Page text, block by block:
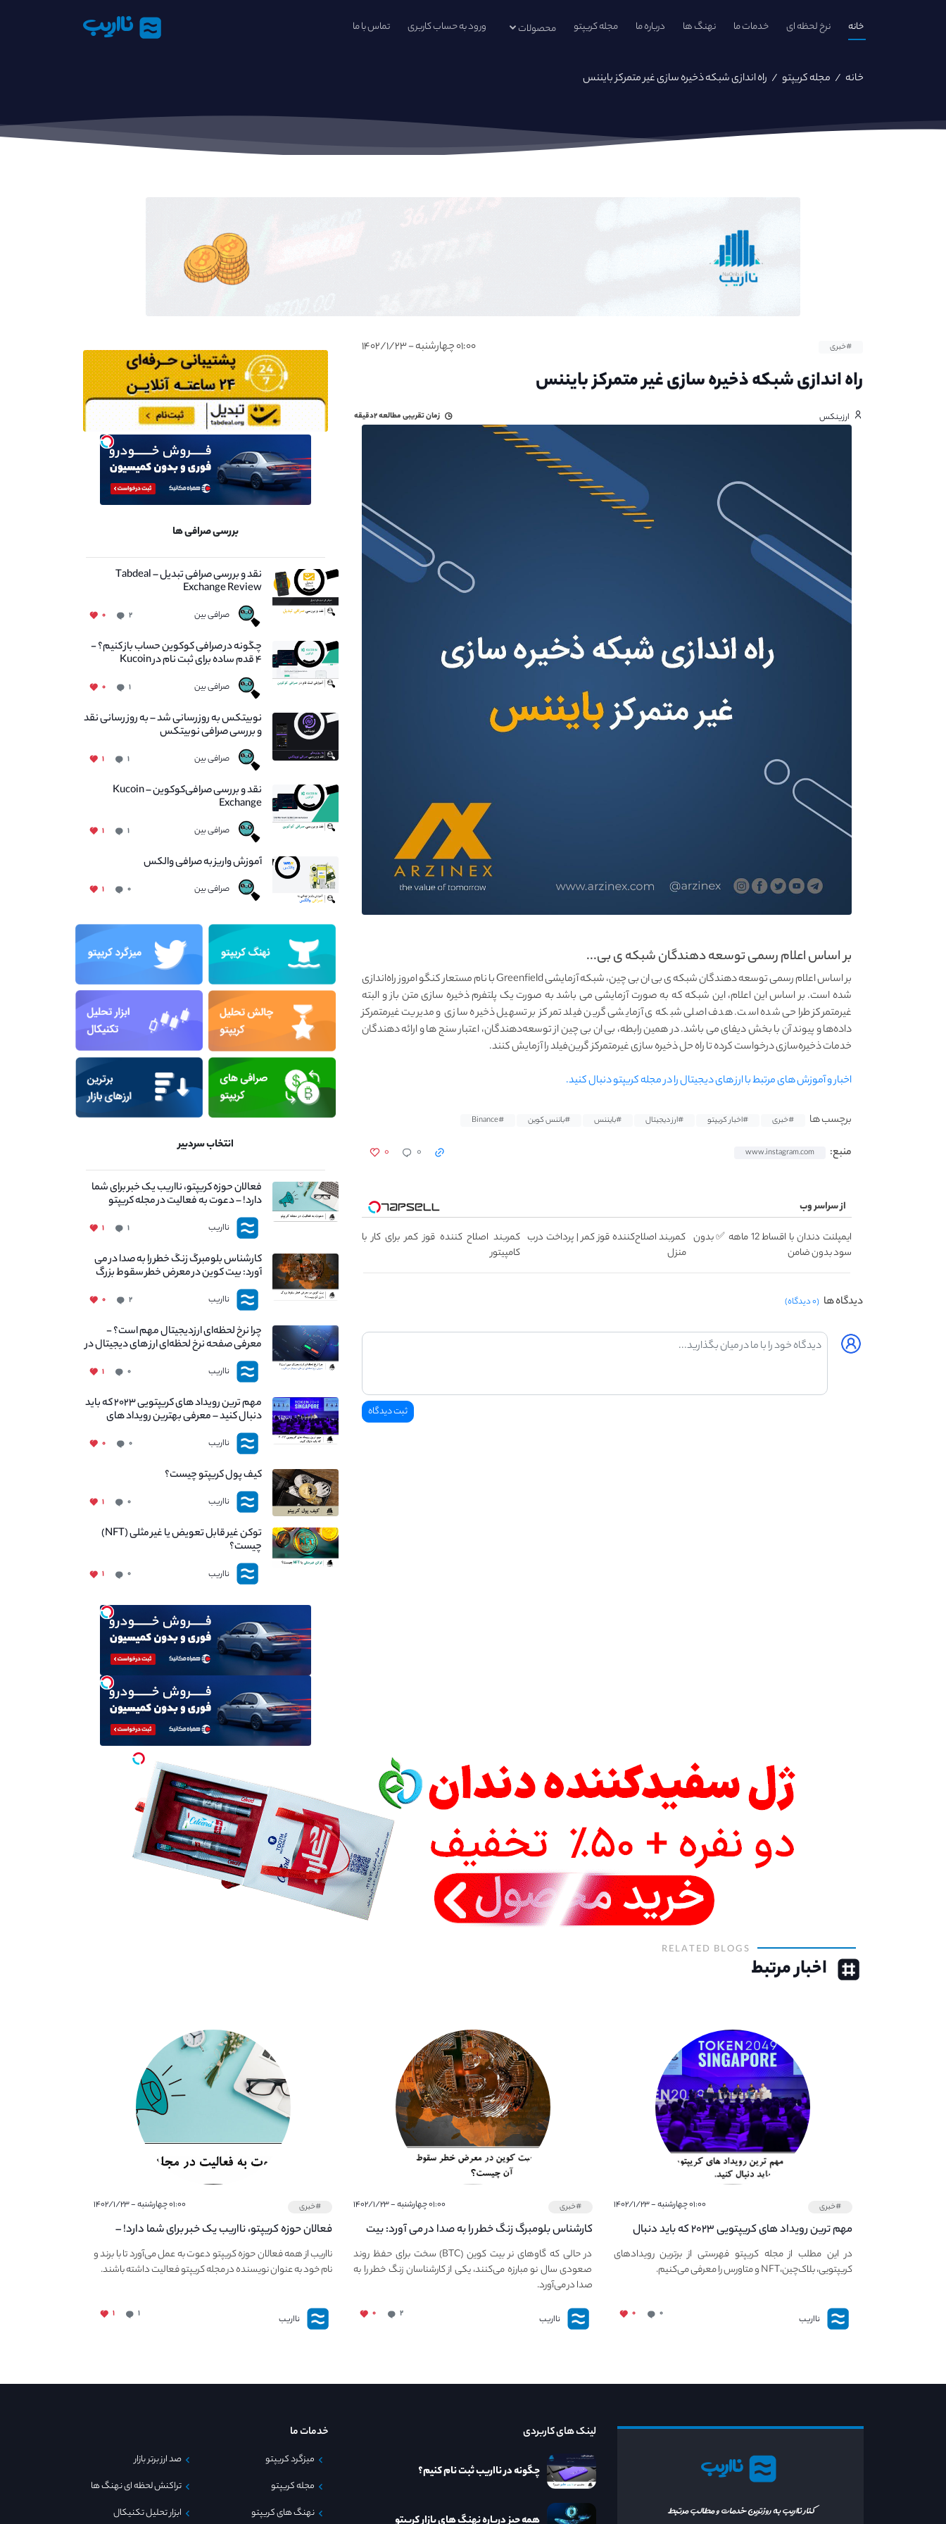
خانه نرخ لحظه ای خدمات ما نهنگ ها درباره ما مجله کریپتو محصولات ورود به حساب کاربری تماس با ما نااریب
خانه / مجله کریپتو / راه اندازی شبکه ذخیره‌ سازی غیر متمرکز بایننس
#خبری ۰۱:۰۰ چهارشنبه - ۱۴۰۲/۱/۲۳
راه اندازی شبکه ذخیره‌ سازی غیر متمرکز بایننس
ارزینکس زمان تقریبی مطالعه۲دقیقه
بر اساس اعلام رسمی توسعه دهندگان شبکه ی بی...
بر اساس اعلام رسمی توسعه دهندگان شبکه ی بی ان بی چین، شبکه آزمایشی Greenfield با نام مستعار کنگو امروز راه‌اندازی
شده است. بر اساس این اعلام، این شبکه که به صورت آزمایشی می باشد به صورت یک پلتفرم ذخیره‌ سازی متن‌ باز و البته
غیرمتمرکز طراحی شده است. هدف اصلی شبکه ی آزمایشی گرین‌ فیلد تمرکز بر تسهیل ذخیره‌ سازی و مدیریت غیرمتمرکز
داده‌ها و پیوند آن با بخش دیفای می باشد. در همین رابطه، بی‌ ان‌ بی‌ چین از توسعه‌دهندگان، اعتبار سنج‌ ها و ارائه‌ دهندگان
خدمات ذخیره‌سازی درخواست کرده تا راه‌ حل ذخیره‌ سازی غیرمتمرکز گرین‌فیلد را آزمایش کنند.
اخبار و آموزش های مرتبط با ارز های دیجیتال را در مجله کریپتو دنبال کنید.
برچسب ها #خبری #اخبار کریپتو #ارز دیجیتال #بایننس #باننس کوین #Binance
منبع: www.instagram.com ۰ ۰
از سراسر وب
ایمپلنت دندان با اقساط 12 ماهه ✅ بدون
سود بدون ضامن
کمربند اصلاح‌کننده قوز کمر | پرداخت درب
منزل
کمربند اصلاح کننده قوز کمر برای کار با
کامپیتور
دیدگاه ها (۰ دیدگاه)
بررسی صرافی ها
نقد و بررسی صرافی تبدیل – Tabdeal
Exchange Review
صرافی بین ۲ ۰
چگونه در صرافی کوکوین حساب باز کنیم؟ -
۴ قدم ساده برای ثبت نام در Kucoin
صرافی بین ۱ ۰
نوبیتکس به روزرسانی شد – به روز رسانی نقد
و بررسی صرافی نوبیتکس
صرافی بین ۱ ۱
نقد و بررسی صرافی‌کوکوین – Kucoin
Exchange
صرافی بین ۱ ۱
آموزش واریز به صرافی والکس
صرافی بین ۰ ۱
انتخاب سردبیر
فعالان حوزه کریپتو، نااریب یک خبر برای شما
دارد! – دعوت به فعالیت در مجله کریپتو
نااریب ۱ ۱
کارشناس بلومبرگ زنگ خطر را به صدا در می
آورد: بیت کوین در معرض خطر سقوط بزرگ
است - دلیل آن چیست؟
نااریب ۲ ۰
چرا نرخ لحظه‌ای ارزدیجیتال مهم است؟ -
معرفی صفحه نرخ لحظه‌ای ارز های دیجیتال در
نااریب
نااریب ۰ ۱
مهم ترین رویداد های کریپتویی ۲۰۲۳ که باید
دنبال کنید – معرفی بهترین رویداد های
جهانی
نااریب ۰ ۰
کیف پول کریپتو چیست؟
نااریب ۰ ۱
توکن غیر قابل تعویض یا غیر مثلی (NFT)
چیست؟
نااریب ۰ ۱
RELATED BLOGS
اخبار مرتبط
#خبری ۰۱:۰۰ چهارشنبه - ۱۴۰۲/۱/۲۳
مهم ترین رویداد های کریپتویی ۲۰۲۳ که باید دنبال
کنید – معرفی بهترین رویداد های جهانی
در این مطلب از مجله کریپتو فهرستی از برترین رویدادهای
کریپتویی، بلاک‌چین،NFT و متاورس را معرفی می‌کنیم.
نااریب ۰ ۰
#خبری ۰۱:۰۰ چهارشنبه - ۱۴۰۲/۱/۲۳
کارشناس بلومبرگ زنگ خطر را به صدا در می آورد: بیت
کوین در معرض خطر سقوط بزرگ است - دلیل آن
چیست؟
در حالی که گاوهای نر بیت کوین (BTC) سخت برای حفظ روند
صعودی سال نو مبارزه می‌کنند، یکی از کارشناسان زنگ خطر را به
صدا در می‌آورد.
نااریب ۲ ۰
#خبری ۰۱:۰۰ چهارشنبه - ۱۴۰۲/۱/۲۳
فعالان حوزه کریپتو، نااریب یک خبر برای شما دارد! –
دعوت به فعالیت در مجله کریپتو
نااریب از همه فعالان حوزه کریپتو دعوت به عمل می‌آورد تا با برند و
نام خود به عنوان نویسنده در مجله کریپتو فعالیت داشته باشند.
نااریب ۱ ۱
نااریب
کنار نااریب به روزترین خدمات و مطالب مرتبط
لینک های کاربردی
چگونه در نااریب ثبت نام کنیم؟
خدمات ما
میزگرد کریپتو
مجله کریپتو
نهنگ های کریپتو
صد ارز برتر بازار
تراکنش لحظه ای نهنگ ها
ابزار تحلیل تکنیکال